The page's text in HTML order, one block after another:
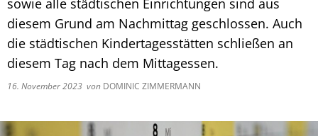
sowie alle städtischen Einrichtungen sind aus
diesem Grund am Nachmittag geschlossen. Auch
die städtischen Kindertagesstätten schließen an
diesem Tag nach dem Mittagessen.
16. November 2023 von DOMINIC ZIMMERMANN